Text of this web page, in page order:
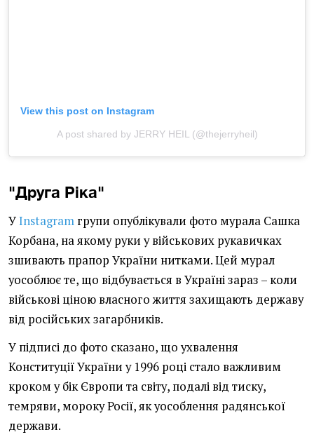
View this post on Instagram
A post shared by JERRY HEIL (@thejerryheil)
"Друга Ріка"
УInstagram групи опублікували фото мурала Сашка
Корбана, на якому руки у військових рукавичках
зшивають прапор України нитками. Цей мурал
уособлює те, що відбувається в Україні зараз – коли
військові ціною власного життя захищають державу
від російських загарбників.
У підписі до фото сказано, що ухвалення
Конституції України у 1996 році стало важливим
кроком у бік Європи та світу, подалі від тиску,
темряви, мороку Росії, як уособлення радянської
держави.